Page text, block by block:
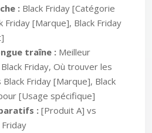
: Black Friday [Catégorie
Friday [Marque], Black Friday
traîne : Meilleur
Friday, Où trouver les
Friday [Marque], Black
[Usage spécifique]
: [Produit A] vs